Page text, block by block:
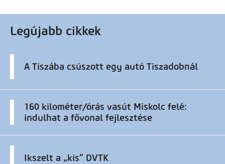
Legújabb cikkek
A Tiszába csúszott egy autó Tiszadobnál
160 kilométer/órás vasút Miskolc felé:
indulhat a fővonal fejlesztése
Ikszelt a „kis” DVTK